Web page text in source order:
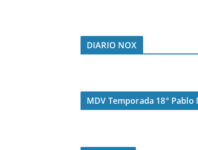
DIARIO NOX
MDV Temporada 18°